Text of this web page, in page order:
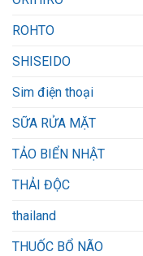
ROHTO
SHISEIDO
Sim điện thoại
SỮA RỬA MẶT
TẢO BIỂN NHẬT
THẢI ĐỘC
thailand
THUỐC BỔ NÃO